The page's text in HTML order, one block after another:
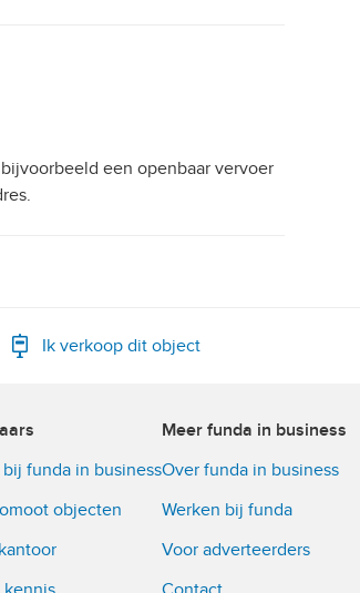
een openbaar vervoer
Ik verkoop dit object
funda in business
objecten
Meer funda in business
Over funda in business
Werken bij funda
Voor adverteerders